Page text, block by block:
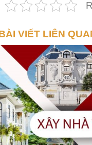
VIẾT LIÊN